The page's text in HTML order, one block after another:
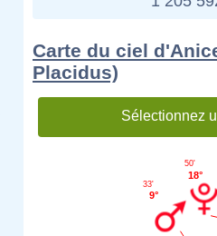
Carte du ciel
Placidus)
Sélectionnez
18°
50'
9°
33'